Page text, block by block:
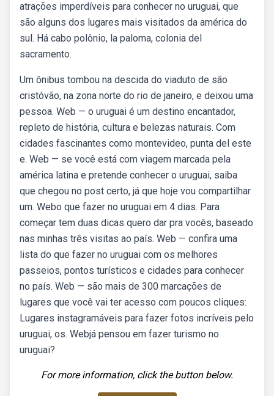
atrações imperdíveis para conhecer no uruguai, que
são alguns dos lugares mais visitados da américa do
sul. Há cabo polônio, la paloma, colonia del
sacramento.
Um ônibus tombou na descida do viaduto de são
cristóvão, na zona norte do rio de janeiro, e deixou uma
pessoa. Web — o uruguai é um destino encantador,
repleto de história, cultura e belezas naturais. Com
cidades fascinantes como montevideo, punta del este
e. Web — se você está com viagem marcada pela
américa latina e pretende conhecer o uruguai, saiba
que chegou no post certo, já que hoje vou compartilhar
um. Webo que fazer no uruguai em 4 dias. Para
começar tem duas dicas quero dar pra vocês, baseado
nas minhas três visitas ao país. Web — confira uma
lista do que fazer no uruguai com os melhores
passeios, pontos turísticos e cidades para conhecer
no país. Web — são mais de 300 marcações de
lugares que você vai ter acesso com poucos cliques:
Lugares instagramáveis para fazer fotos incríveis pelo
uruguai, os. Webjá pensou em fazer turismo no
uruguai?
For more information, click the button below.